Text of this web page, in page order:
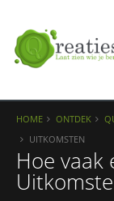
HOME ONTDEK
UITKOMSTEN
Hoe vaak